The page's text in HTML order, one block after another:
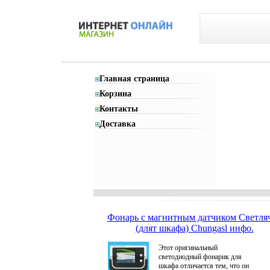
Главная страница
Корзина
Контакты
Доставка
Фонарь с магнитным датчиком
(длят шкафа) Chungasl инфо.
Этот оригинальный
светодиодный фонарик для
шкафа отличается тем, что он